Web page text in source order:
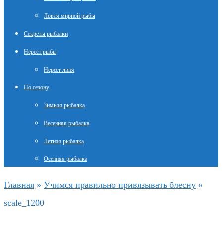
Ловля мирной рыбы
Секреты рыбалки
Нерест рыбы
Нерест линя
По сезону
Зимняя рыбалка
Весенняя рыбалка
Летняя рыбалка
Осенняя рыбалка
Главная » Учимся правильно привязывать блесну »
scale_1200